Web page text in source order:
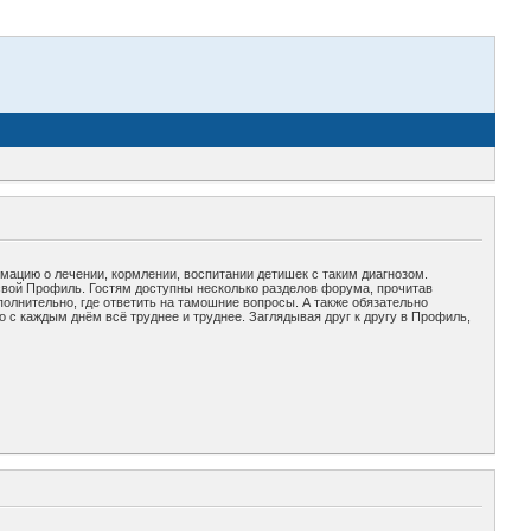
о лечении, кормлении, воспитании детишек с таким диагнозом.
Профиль. Гостям доступны несколько разделов форума, прочитав
где ответить на тамошние вопросы. А также обязательно
каждым днём всё труднее и труднее. Заглядывая друг к другу в Профиль,